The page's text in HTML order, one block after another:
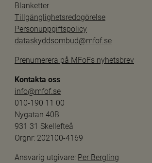
Blanketter
Tillgänglighetsredogörelse
Personuppgiftspolicy
dataskyddsombud@mfof.se
Prenumerera på MFoFs nyhetsbrev
Kontakta oss
info@mfof.se
010-190 11 00
Nygatan 40B
931 31 Skellefteå
Orgnr: 202100-4169
Ansvarig utgivare: Per Bergling